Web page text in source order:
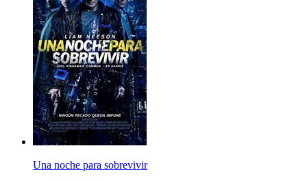
Una noche para sobrevivir